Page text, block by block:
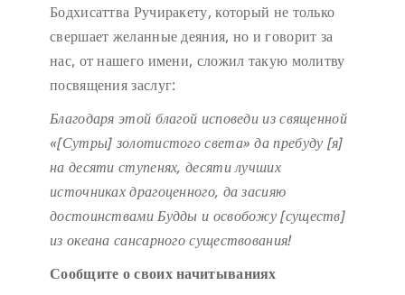
Бодхисаттва Ручиракету, который не только
свершает желанные деяния, но и говорит за
нас, от нашего имени, сложил такую молитву
посвящения заслуг:
Благодаря этой благой исповедииз священной
«[Сутры] золотистого света» да пребуду [я]
на десяти ступенях, десяти лучших
источниках драгоценного, да засияю
достоинствами Будды и освобожу [существ]
из океана сансарного существования!
Сообщите о своих начитываниях